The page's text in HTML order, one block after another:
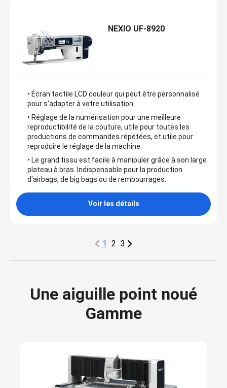
NEXIO UF-8920
• Écran tactile LCD couleur qui peut être personnalisé
pour s'adapter à votre utilisation
• Réglage de la numérisation pour une meilleure
reproductibilité de la couture, utile pour toutes les
productions de commandes répétées, et utile pour
reproduire le réglage de la machine.
• Le grand tissu est facile à manipuler grâce à son large
plateau à bras. Indispensable pour la production
d'airbags, de big bags ou de rembourrages.
Voir les détails
1 2 3
Une aiguille point noué
Gamme